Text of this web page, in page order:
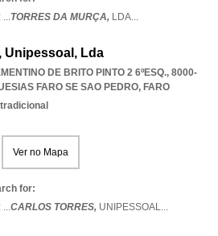
...TORRES DA MURÇA, LDA...
Unipessoal, Lda
DE BRITO PINTO 2 6ºESQ., 8000-
FARO SE SAO PEDRO, FARO
Ver no Mapa
for:
...CARLOS TORRES, UNIPESSOAL...